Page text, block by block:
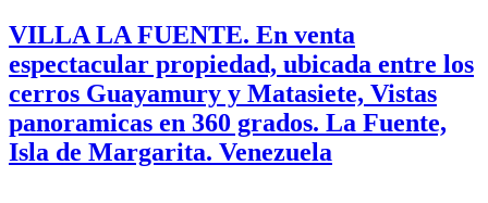
VILLA LA FUENTE. En venta
espectacular propiedad, ubicada entre los
cerros Guayamury y Matasiete, Vistas
panoramicas en 360 grados. La Fuente,
Isla de Margarita. Venezuela